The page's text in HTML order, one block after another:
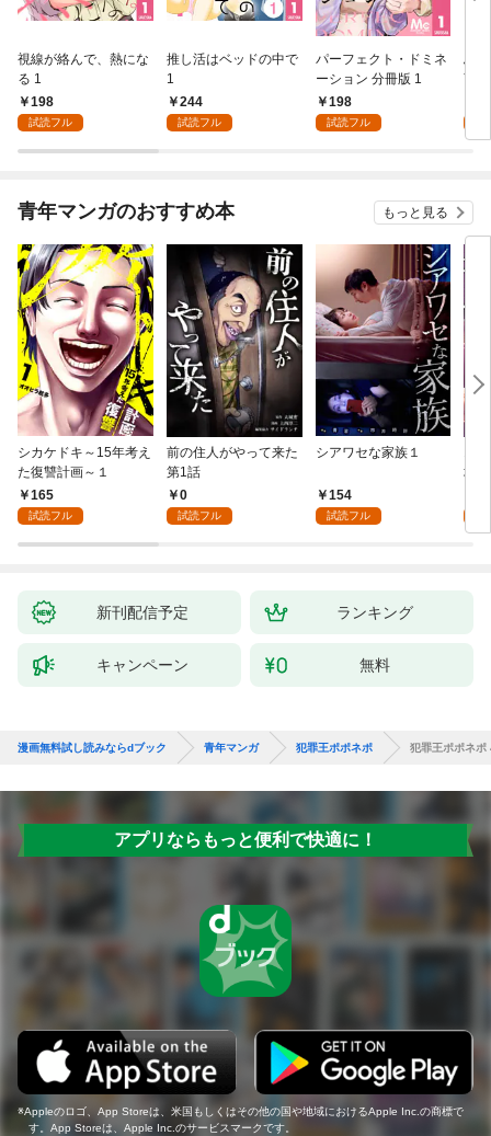
視線が絡んで、熱にな
る 1
198
試読フル
推し活はベッドの中で
1
244
試読フル
パーフェクト・ドミネ
ーション 分冊版 1
198
試読フル
ふ
言
青年マンガのおすすめ本 もっと見る
シカケドキ～15年考え
た復讐計画～１
165
試読フル
前の住人がやって来た
第1話
0
試読フル
シアワセな家族１
154
試読フル
地
新刊配信予定 ランキング
キャンペーン 無料
漫画無料試し読みならdブック 青年マンガ 犯罪王ポポネポ 犯罪王ポポネポ
アプリならもっと便利で快適に！
Appleのロゴ、App Storeは、米国もしくはその他の国や地域におけるApple Inc.の商標で
す。App Storeは、Apple Inc.のサービスマークです。